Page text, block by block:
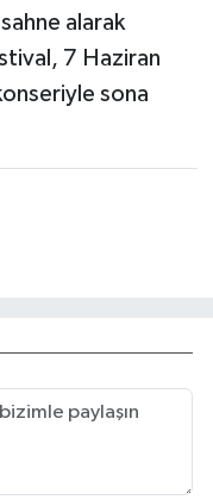
alarak
7 Haziran
sona